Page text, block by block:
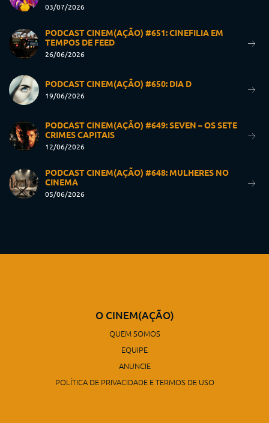
03/07/2026
PODCAST CINEM(AÇÃO) #651: CINEFILIA EM
TEMPOS DE FEED
26/06/2026
PODCAST CINEM(AÇÃO) #650: DIA D
19/06/2026
PODCAST CINEM(AÇÃO) #649: SEVEN – OS SETE
CRIMES CAPITAIS
12/06/2026
PODCAST CINEM(AÇÃO) #648: MULHERES NO
CINEMA
05/06/2026
O CINEM(AÇÃO)
QUEM SOMOS
EQUIPE
ANUNCIE
POLÍTICA DE PRIVACIDADE E TERMOS DE USO